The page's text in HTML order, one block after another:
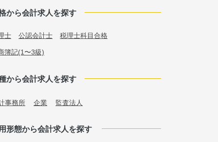
から会計求人を探す
士 公認会計士 税理士科目合格
簿記(1〜3級)
から会計求人を探す
事務所 企業 監査法人
形態から会計求人を探す